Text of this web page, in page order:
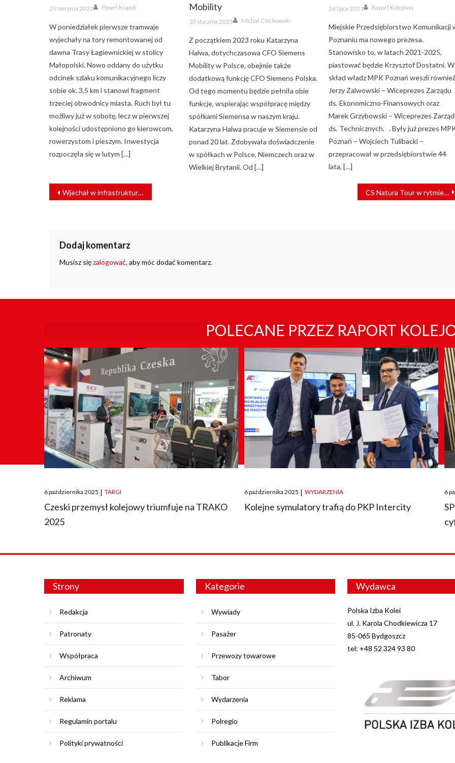
Posted
on
29 sierpnia 2022 Author
Paweł Kupsik
W poniedziałek pierwsze tramwaje
wyjechały na tory remontowanej od
dawna Trasy Łagiewnickiej w stolicy
Małopolski. Nowo oddany do użytku
odcinek szlaku komunikacyjnego liczy
sobie ok. 3,5 km i stanowi fragment
trzeciej obwodnicy miasta. Ruch był tu
możliwy już w sobotę, lecz w pierwszej
kolejności udostępniono go kierowcom,
rowerzystom i pieszym. Inwestycja
rozpoczęła się w lutym […]
Mobility
Posted
on
10 stycznia 2023 Author
Michał Ciechowski
Z początkiem 2023 roku Katarzyna
Halwa, dotychczasowa CFO Siemens
Mobility w Polsce, obejmie także
dodatkową funkcję CFO Siemens Polska.
Od tego momentu będzie pełniła obie
funkcje, wspierając współpracę między
spółkami Siemensa w naszym kraju.
Katarzyna Halwa pracuje w Siemensie od
ponad 20 lat. Zdobywała doświadczenie
w spółkach w Polsce, Niemczech oraz w
Wielkiej Brytanii. Od […]
Posted
on
26 lipca 2021 Author
Raport Kolejowy
Miejskie Przedsiębiorstwo Komunikacji
Poznaniu ma nowego prezesa.
Stanowisko to, w latach 2021-2025,
piastować będzie Krzysztof Dostatni. W
skład władz MPK Poznań weszli
Jerzy Zalwowski – Wiceprezes Zarządu
ds. Ekonomiczno-Finansowych oraz
Marek Grzybowski – Wiceprezes
ds. Technicznych. . Były już prezes
Poznań – Wojciech Tulibacki –
przepracował w przedsiębiorstwie 44
lata, […]
NAWIGACJA
WPISU
Wjechał w infrastrukturę kolejową: 51-latek miał 2 promile CS Natura Tour w rytmie zmieniających się potrzeb
Dodaj komentarz
Musisz sięzalogować, aby móc dodać komentarz.
POLECANE PRZEZ RAPORT
Posted
on
6 października 2025 | TARGI
Czeski przemysł kolejowy triumfuje na TRAKO
2025
Posted
on
6 października 2025 | WYDARZENIA
Kolejne symulatory trafią do PKP Intercity
on
6
Strony
Redakcja
Patronaty
Współpraca
Archiwum
Reklama
Regulamin portalu
Polityki prywatności
Kategorie
Wywiady
Pasażer
Przewozy towarowe
Tabor
Wydarzenia
Polregio
Publikacje Firm
Wydawca
Polska Izba Kolei
ul. J. Karola Chodkiewicza 17
85-065 Bydgoszcz
tel: +48 52 324 93 80